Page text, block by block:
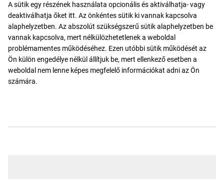
A sütik egy részének használata opcionális és aktiválhatja- vagy
deaktiválhatja őket itt. Az önkéntes sütik ki vannak kapcsolva
alaphelyzetben. Az abszolút szükségszerű sütik alaphelyzetben be
vannak kapcsolva, mert nélkülözhetetlenek a weboldal
problémamentes működéséhez. Ezen utóbbi sütik működését az
Ön külön engedélye nélkül állítjuk be, mert ellenkező esetben a
weboldal nem lenne képes megfelelő információkat adni az Ön
számára.